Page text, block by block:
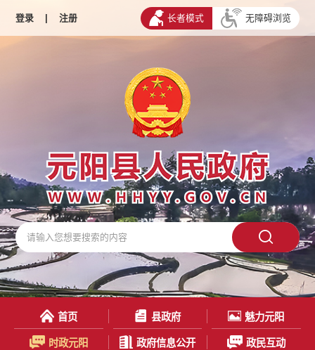
登录 | 注册 长者模式 无障碍浏览
首页 县政府 魅力元阳
时政元阳 政府信息公开 政民互动